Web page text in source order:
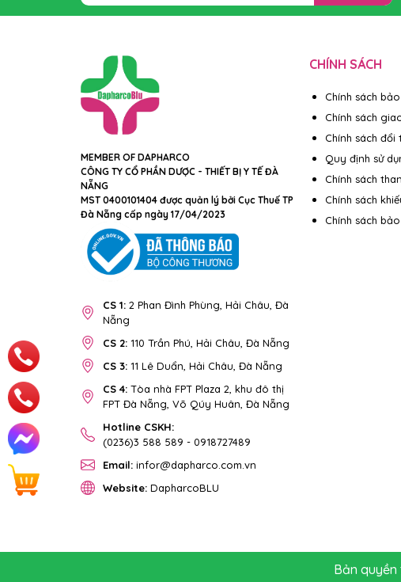
MEMBER OF DAPHARCO
CÔNG TY CỔ PHẦN DƯỢC - THIẾT BỊ Y TẾ ĐÀ
NẴNG
MST 0400101404 được quản lý bởi Cục Thuế TP
Đà Nẵng cấp ngày 17/04/2023
CS 1: 2 Phan Đình Phùng, Hải Châu, Đà
Nẵng
CS 2: 110 Trần Phú, Hải Châu, Đà Nẵng
CS 3: 11 Lê Duẩn, Hải Châu, Đà Nẵng
CS 4: Tòa nhà FPT Plaza 2, khu đô thị
FPT Đà Nẵng, Võ Qúy Huân, Đà Nẵng
Hotline CSKH:
(0236)3 588 589 - 0918727489
Email: infor@dapharco.com.vn
Website: DapharcoBLU
CHÍNH SÁCH
Chính sách
Chính sách
Chính sách đổi
Quy định sử
Chính sách
Chính sách
Chính sách
Bản